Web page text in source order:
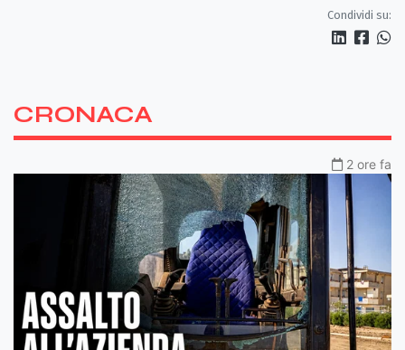
Condividi su:
CRONACA
2 ore fa